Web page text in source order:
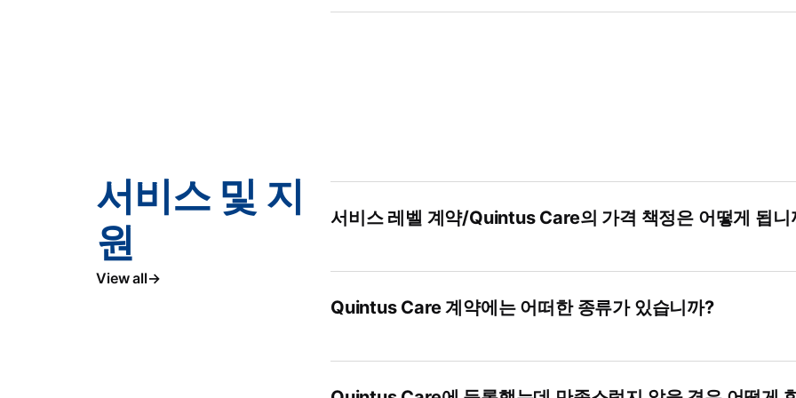
서비스 및 지
원
View all
서비스 레벨 계약/Quintus Care의 가격 책정은 어떻게 됩니
Quintus Care 계약에는 어떠한 종류가 있습니까?